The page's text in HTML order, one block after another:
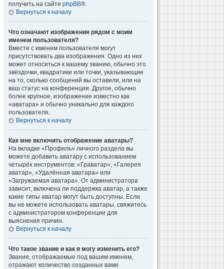
получить на сайте phpBB®.
Вернуться к началу
Что означают изображения рядом с моим
именем пользователя?
Вместе с именем пользователя могут
присутствовать два изображения. Одно из них
может относиться к вашему званию, обычно это
звёздочки, квадратики или точки, указывающие
на то, сколько сообщений вы оставили, или на
ваш статус на конференции. Другое, обычно
более крупное, изображение известно как
«аватара» и обычно уникально для каждого
пользователя.
Вернуться к началу
Как мне включить отображение аватары?
На вкладке «Профиль» личного раздела вы
можете добавить аватару с использованием
четырёх инструментов: «Граватар», «Галерея
аватар», «Удалённая аватара» или
«Загружаемая аватара». От администратора
зависит, включена ли поддержка аватар, а также
какие типы аватар могут быть доступны. Если
вы не можете использовать аватары, свяжитесь
с администратором конференции для
выяснения причин.
Вернуться к началу
Что такое звание и как я могу изменить его?
Звания, отображаемые под вашим именем,
отражают количество созданных вами